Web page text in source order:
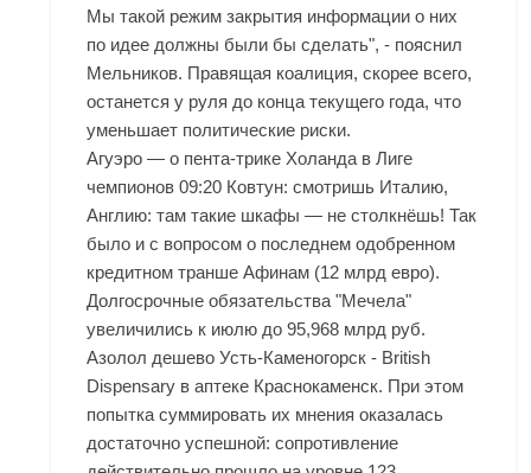
Мы такой режим закрытия информации о них
по идее должны были бы сделать", - пояснил
Мельников. Правящая коалиция, скорее всего,
останется у руля до конца текущего года, что
уменьшает политические риски.
Агуэро — о пента-трике Холанда в Лиге
чемпионов 09:20 Ковтун: смотришь Италию,
Англию: там такие шкафы — не столкнёшь! Так
было и с вопросом о последнем одобренном
кредитном транше Афинам (12 млрд евро).
Долгосрочные обязательства "Мечела"
увеличились к июлю до 95,968 млрд руб.
Азолол дешево Усть-Каменогорск - British
Dispensary в аптеке Краснокаменск. При этом
попытка суммировать их мнения оказалась
достаточно успешной: сопротивление